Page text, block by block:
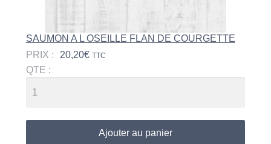
SAUMON A L OSEILLE FLAN DE COURGETTE
PRIX :
20,20€ TTC
QTE :
Ajouter au panier